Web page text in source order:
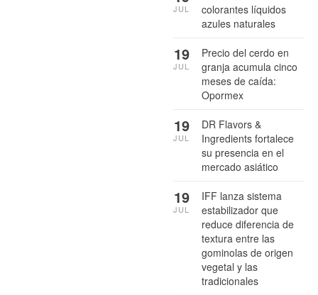
colorantes líquidos
azules naturales
JUL
Precio del cerdo en
granja acumula cinco
meses de caída:
Opormex
19
JUL
DR Flavors &
Ingredients fortalece
su presencia en el
mercado asiático
19
JUL
IFF lanza sistema
estabilizador que
reduce diferencia de
textura entre las
gominolas de origen
vegetal y las
tradicionales
19
JUL